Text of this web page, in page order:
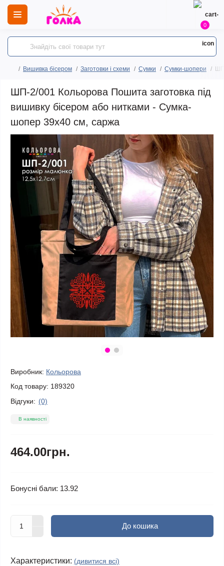
0
Вишивка бісером Заготовки і схеми Сумки Сумки-шопери
ШП-2/001 Кольорова Пошита заготовка під
вишивку бісером або нитками - Сумка-
шопер 39x40 см, саржа
Виробник: Кольорова
Код товару: 189320
Відгуки: (0)
В наявності
464.00грн.
Бонусні бали: 13.92
До кошика
Характеристики: (дивитися всі)